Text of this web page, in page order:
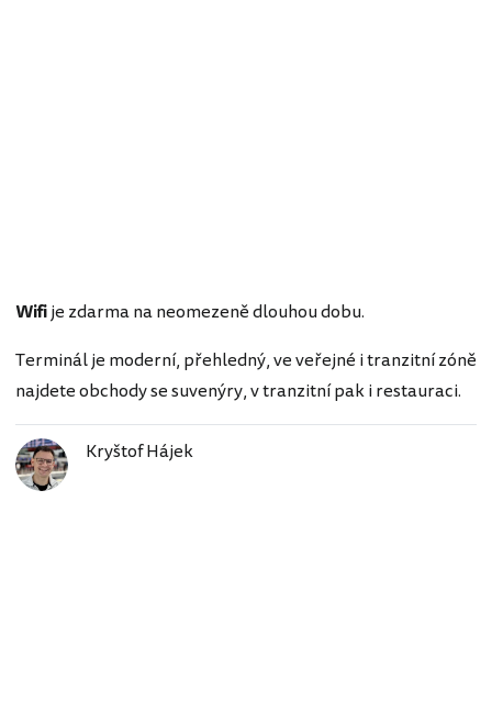
Wifije zdarma na neomezeně dlouhou dobu.
Terminál je moderní, přehledný, ve veřejné i tranzitní zóně
najdete obchody se suvenýry, v tranzitní pak i restauraci.
Kryštof Hájek